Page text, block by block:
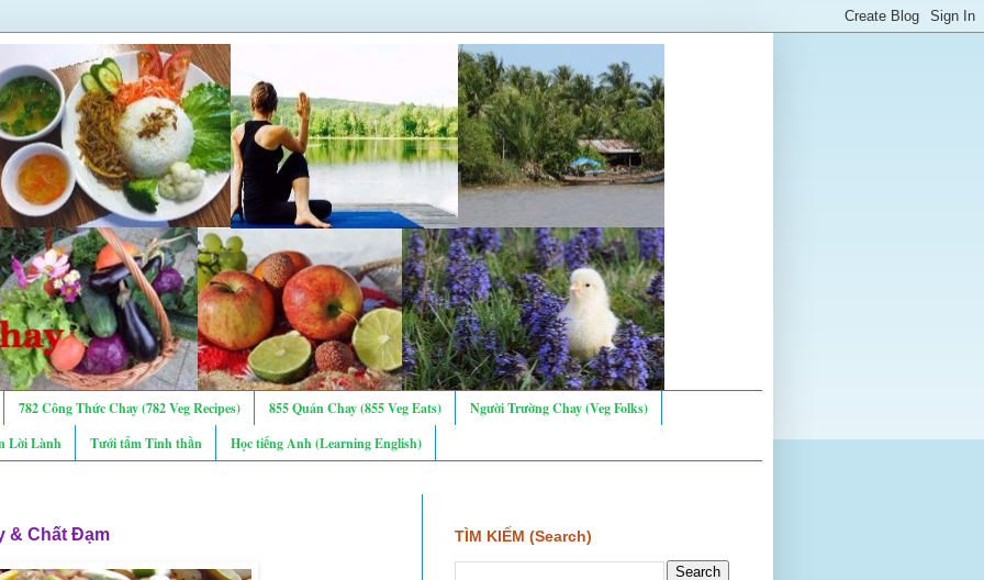
782 Công Thức Chay (782 Veg Recipes) 855 Quán Chay (855 Veg Eats)
Người Trường Chay (Veg Folks)
Lời Lành Tưới tẩm Tinh thần Học tiếng Anh (Learning English)
& Chất Đạm TÌM KIẾM (Search)